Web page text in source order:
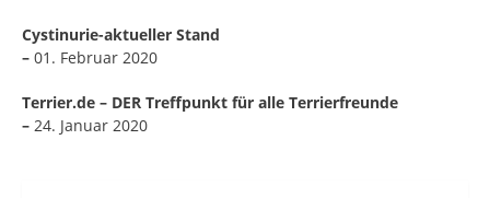
Cystinurie-aktueller Stand
– 01. Februar 2020
Terrier.de – DER Treffpunkt für alle Terrierfreunde
– 24. Januar 2020